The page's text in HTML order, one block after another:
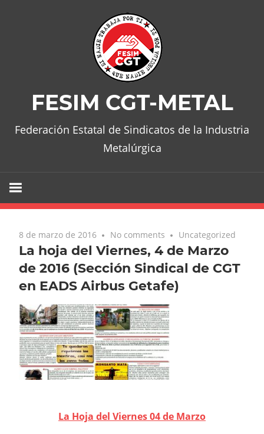
FESIM CGT-METAL
Federación Estatal de Sindicatos de la Industria
Metalúrgica
8 de marzo de 2016 No comments Uncategorized
La hoja del Viernes, 4 de Marzo
de 2016 (Sección Sindical de CGT
en EADS Airbus Getafe)
La Hoja del Viernes 04 de Marzo